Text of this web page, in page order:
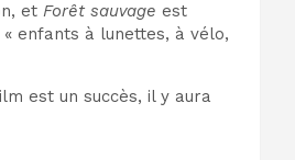
et Forêt sauvage est
enfants à lunettes, à vélo,
est un succès, il y aura